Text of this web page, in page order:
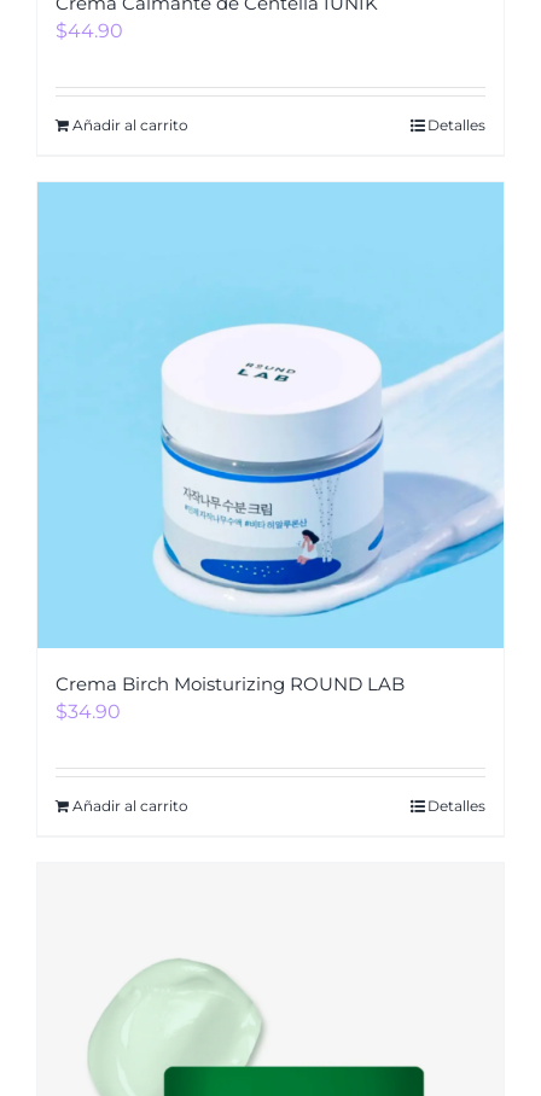
$44.90
Añadir al carrito Detalles
Crema Birch Moisturizing ROUND LAB
$34.90
Añadir al carrito Detalles